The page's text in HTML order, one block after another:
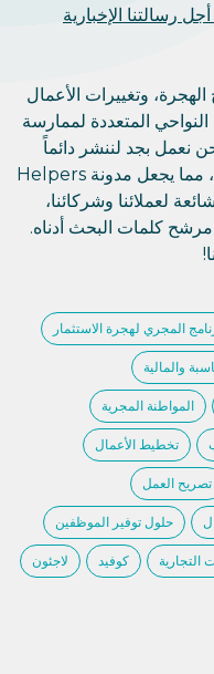
رسالتنا الإخبارية
وتغييرات الأعمال
المتعددة لممارسة
نعمل بجد لننشر دائماً
معلومات جديدة مناسبة خلال ساعات، مما يجعل مدونة Helpers
لعملائنا وشركائنا،
كلمات البحث أدناه.
المجري لهجرة الاستثمار
والمالية
المواطنة المجرية
تخطيط الأعمال
تصريح العمل
حلول توفير الموظفين
التجارية كوفيد لاجئون